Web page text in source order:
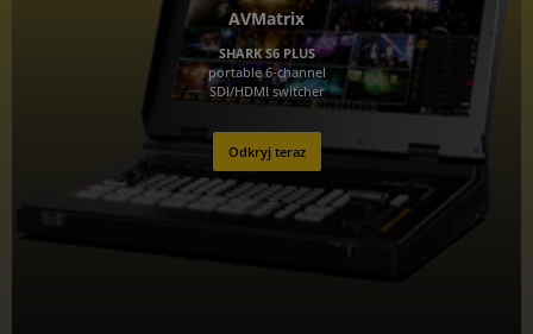
AVMatrix
SHARK S6 PLUS
portable 6‑channel
SDI/HDMI switcher
Odkryj teraz